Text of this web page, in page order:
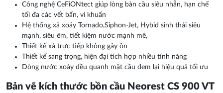
Công nghệ CeFiONtect giúp lòng bàn cầu siêu nhẵn, hạn chế
tối đa các vết bẩn, vi khuẩn
Hệ thống xả xoáy Tornado,Siphon-Jet, Hybid sinh thái siêu
mạnh, siêu êm, tiết kiệm nước mạnh mẽ,
Thiết kế xả trực tiếp không gây ồn
Thiết kế sang trọng, hiện đại tích hợp nhiều tính năng
Dòng nước xoáy đều quanh mặt cầu đem lại hiệu quả tối ưu
Bản vẽ kích thước bồn cầu Neorest CS 900 VT